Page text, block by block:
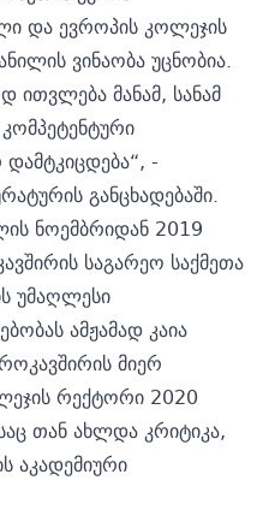
და ევროპის კოლეჯის
ვინაობა უცნობია.
ითვლება მანამ, სანამ
-
განცხადებაში.
ნოემბრიდან 2019
საგარეო საქმეთა
უმაღლესი
ამჟამად კაია
მიერ
რექტორი 2020
თან ახლდა კრიტიკა,
აკადემიური